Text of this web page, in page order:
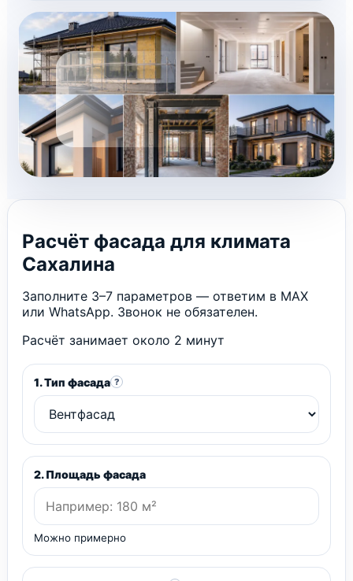
Расчёт фасада для климата
Сахалина
Заполните 3–7 параметров — ответим в MAX
или WhatsApp. Звонок не обязателен.
Расчёт занимает около 2 минут
1. Тип фасада ?
2. Площадь фасада
Можно примерно